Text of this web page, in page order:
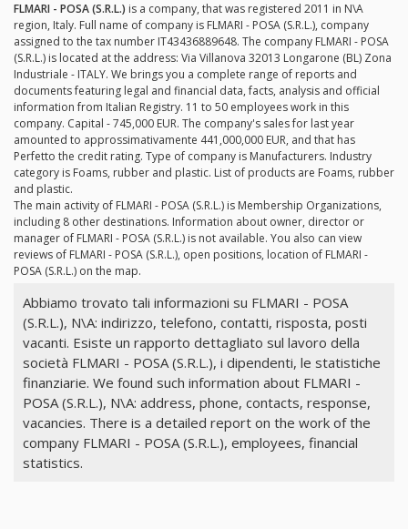
FLMARI - POSA (S.R.L.) is a company, that was registered 2011 in N\A
region, Italy. Full name of company is FLMARI - POSA (S.R.L.), company
assigned to the tax number IT43436889648. The company FLMARI - POSA
(S.R.L.) is located at the address: Via Villanova 32013 Longarone (BL) Zona
Industriale - ITALY. We brings you a complete range of reports and
documents featuring legal and financial data, facts, analysis and official
information from Italian Registry. 11 to 50 employees work in this
company. Capital - 745,000 EUR. The company's sales for last year
amounted to approssimativamente 441,000,000 EUR, and that has
Perfetto the credit rating. Type of company is Manufacturers. Industry
category is Foams, rubber and plastic. List of products are Foams, rubber
and plastic.
The main activity of FLMARI - POSA (S.R.L.) is Membership Organizations,
including 8 other destinations. Information about owner, director or
manager of FLMARI - POSA (S.R.L.) is not available. You also can view
reviews of FLMARI - POSA (S.R.L.), open positions, location of FLMARI -
POSA (S.R.L.) on the map.
Abbiamo trovato tali informazioni su FLMARI - POSA
(S.R.L.), N\A: indirizzo, telefono, contatti, risposta, posti
vacanti. Esiste un rapporto dettagliato sul lavoro della
società FLMARI - POSA (S.R.L.), i dipendenti, le statistiche
finanziarie. We found such information about FLMARI -
POSA (S.R.L.), N\A: address, phone, contacts, response,
vacancies. There is a detailed report on the work of the
company FLMARI - POSA (S.R.L.), employees, financial
statistics.